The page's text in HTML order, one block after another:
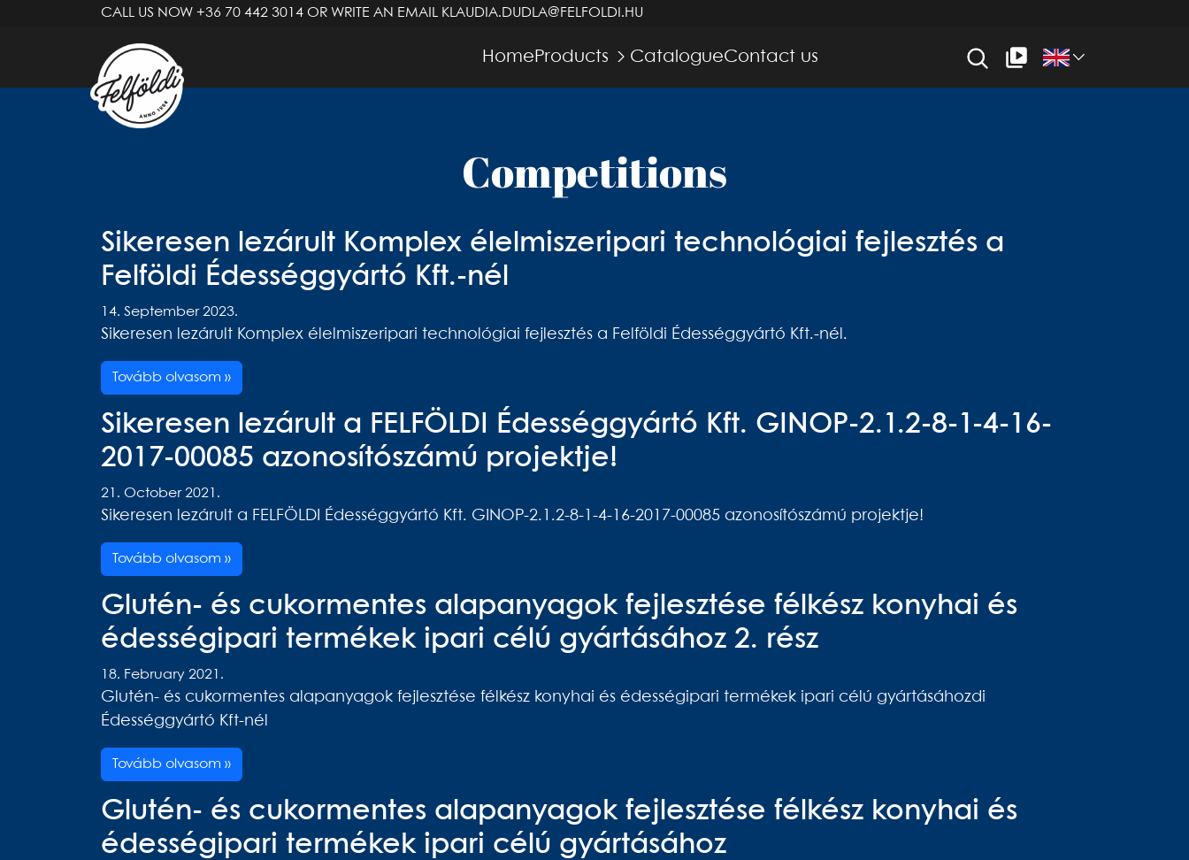
CALL US NOW +36 70 442 3014 OR WRITE AN EMAIL KLAUDIA.DUDLA@FELFOLDI.HU
Home Products CatalogueContact us
Competitions
Sikeresen lezárult Komplex élelmiszeripari technológiai fejlesztés a
Felföldi Édességgyártó Kft.-nél
14. September 2023.
Sikeresen lezárult Komplex élelmiszeripari technológiai fejlesztés a Felföldi Édességgyártó Kft.-nél.
Tovább olvasom »
Sikeresen lezárult a FELFÖLDI Édességgyártó Kft. GINOP-2.1.2-8-1-4-16-
2017-00085 azonosítószámú projektje!
21. October 2021.
Sikeresen lezárult a FELFÖLDI Édességgyártó Kft. GINOP-2.1.2-8-1-4-16-2017-00085 azonosítószámú projektje!
Tovább olvasom »
Glutén- és cukormentes alapanyagok fejlesztése félkész konyhai és
édességipari termékek ipari célú gyártásához 2. rész
18. February 2021.
Glutén- és cukormentes alapanyagok fejlesztése félkész konyhai és édességipari termékek ipari célú gyártásáhozdi
Édességgyártó Kft-nél
Tovább olvasom »
Glutén- és cukormentes alapanyagok fejlesztése félkész konyhai és
édességipari termékek ipari célú gyártásához